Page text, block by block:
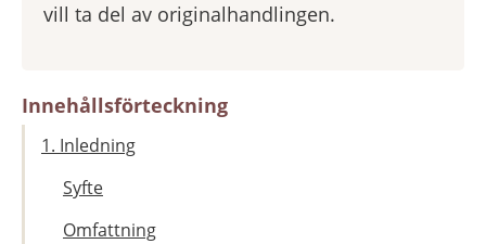
vill ta del av originalhandlingen.
Innehållsförteckning
1. Inledning
Syfte
Omfattning